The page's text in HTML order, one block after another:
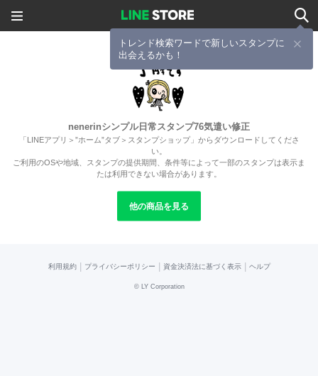
トレンド検索ワードで新しいスタンプに
出会えるかも！
nenerinシンプル日常スタンプ76気遣い修正
「LINEアプリ＞”ホーム”タブ＞スタンプショップ」からダウンロードしてくださ
い。
ご利用のOSや地域、スタンプの提供期間、条件等によって一部のスタンプは表示ま
たは利用できない場合があります。
他の商品を見る
利用規約 プライバシーポリシー 資金決済法に基づく表示 ヘルプ
© LY Corporation